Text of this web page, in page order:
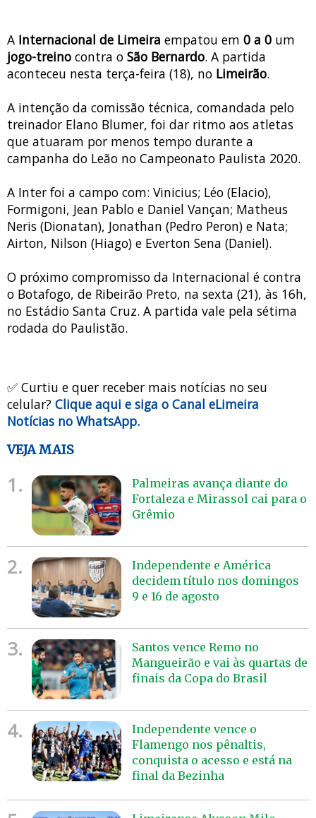
A Internacional de Limeira empatou em 0 a 0 um
jogo-treino contra o São Bernardo. A partida
aconteceu nesta terça-feira (18), no Limeirão.
A intenção da comissão técnica, comandada pelo
treinador Elano Blumer, foi dar ritmo aos atletas
que atuaram por menos tempo durante a
campanha do Leão no Campeonato Paulista 2020.
A Inter foi a campo com: Vinicius; Léo (Elacio),
Formigoni, Jean Pablo e Daniel Vançan; Matheus
Neris (Dionatan), Jonathan (Pedro Peron) e Nata;
Airton, Nilson (Hiago) e Everton Sena (Daniel).
O próximo compromisso da Internacional é contra
o Botafogo, de Ribeirão Preto, na sexta (21), às 16h,
no Estádio Santa Cruz. A partida vale pela sétima
rodada do Paulistão.
✅ Curtiu e quer receber mais notícias no seu
celular? Clique aqui e siga o Canal eLimeira
Notícias no WhatsApp.
VEJA MAIS
1.
Palmeiras avança diante do
Fortaleza e Mirassol cai para o
Grêmio
2.
Independente e América
decidem título nos domingos
9 e 16 de agosto
3.
Santos vence Remo no
Mangueirão e vai às quartas de
finais da Copa do Brasil
4.
Independente vence o
Flamengo nos pênaltis,
conquista o acesso e está na
final da Bezinha